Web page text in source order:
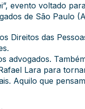
evento voltado
de São Paulo
Direitos das
advogados.
Lara para
Aquilo que